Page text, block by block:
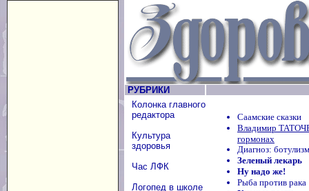
РУБРИКИ
Колонка главного
редактора
Культура
здоровья
Час ЛФК
Логопед в школе
Саамские сказки
Владимир
гормонах
Диагноз: ботулизм
Зеленый лекарь
Ну надо же!
Рыба против рака